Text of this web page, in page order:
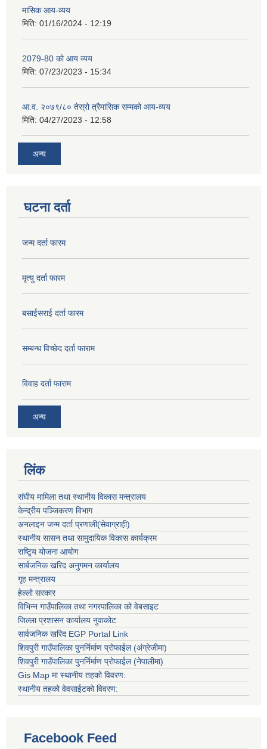
मासिक आय-व्यय
मिति: 01/16/2024 - 12:19
2079-80 को आय व्यय
मिति: 07/23/2023 - 15:34
आ.व. २०७९/८० तेस्रो त्रैमासिक सम्मको आय-व्यय
मिति: 04/27/2023 - 12:58
अन्य
घटना दर्ता
जन्म दर्ता फारम
मृत्यु दर्ता फारम
बसाईसराई दर्ता फारम
सम्बन्ध विच्छेद दर्ता फाराम
विवाह दर्ता फाराम
अन्य
लिंक
संघीय मामिला तथा स्थानीय विकास मन्त्रालय
केन्द्रीय पञ्जिकरण विभाग
अनलाइन जन्म दर्ता प्रणाली(सेवाग्राही)
स्थानीय सासन तथा सामुदायिक विकास कार्यक्रम
राष्टि्ृय योजना आयोग
सार्बजनिक खरिद अनुगमन कार्यालय
गृह मन्त्रालय
हेल्लो सरकार
विभिन्न गाउँपालिका तथा नगरपालिका को वेबसाइट
जिल्ला प्रशासन कार्यालय नुवाकोट
सार्वजनिक खरिद EGP Portal Link
शिवपुरी गाउँपालिका पुनर्निर्माण प्रोफाईल (अंग्रेजीमा)
शिवपुरी गाउँपालिका पुनर्निर्माण प्रोफाईल (नेपालीमा)
Gis Map मा स्थानीय तहको विवरण:
स्थानीय तहको वेवसाईटको विवरण:
Facebook Feed